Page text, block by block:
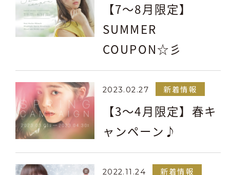
【7～8月限定】
SUMMER
COUPON☆彡
2023.02.27 新着情報
【3～4月限定】春キ
ャンペーン♪
2022.11.24 新着情報